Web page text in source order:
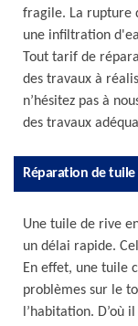
fragile. La rupture
une infiltration
Tout tarif de
des travaux à
n’hésitez pas à
des travaux
Réparation de
Une tuile de rive
un délai rapide.
En effet, une tuile
problèmes sur le
l’habitation.